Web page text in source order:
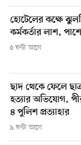
হোটেলের কক্ষে
কর্মকর্তার লাশ, পাশে
৫ ঘণ্টা আগে
ছাদ থেকে ফেলে
হত্যার অভিযোগ,
৪ পুলিশ প্রত্যাহার
৯ ঘণ্টা আগে